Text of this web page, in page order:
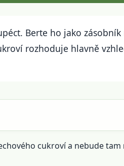
Berte ho jako
rozhoduje hlavně
cukroví a nebude